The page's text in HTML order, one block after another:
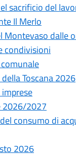
sacrificio del
Il Merlo
dalle
condivisioni
Toscana 2026
2026/2027
consumo di
2026